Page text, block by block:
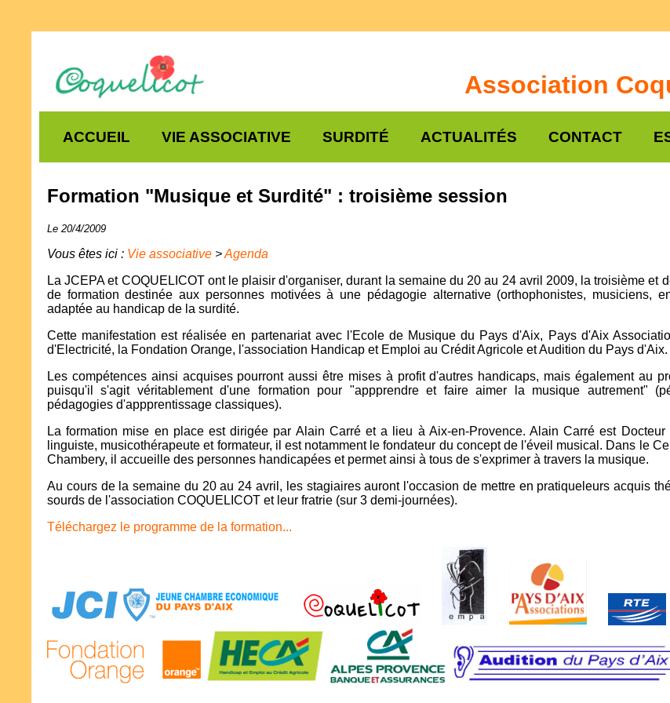
Association
ACCUEIL VIE ASSOCIATIVE SURDITÉ ACTUALITÉS CONTACT
Formation "Musique et Surdité" : troisième session
Le 20/4/2009
Vous êtes ici : Vie associative >Agenda
La JCEPA et COQUELICOT ont le plaisir d'organiser, durant la semaine du 20 au 24 avril 2009, la troisième et
de formation destinée aux personnes motivées à une pédagogie alternative (orthophonistes, musiciens,
adaptée au handicap de la surdité.
Cette manifestation est réalisée en partenariat avec l'Ecole de Musique du Pays d'Aix, Pays d'Aix
d'Electricité, la Fondation Orange, l'association Handicap et Emploi au Crédit Agricole et Audition du Pays d'Aix.
Les compétences ainsi acquises pourront aussi être mises à profit d'autres handicaps, mais également au
puisqu'il s'agit véritablement d'une formation pour "appprendre et faire aimer la musique autrement"
pédagogies d'appprentissage classiques).
La formation mise en place est dirigée par Alain Carré et a lieu à Aix-en-Provence. Alain Carré est Docteur
linguiste, musicothérapeute et formateur, il est notamment le fondateur du concept de l'éveil musical. Dans le
Chambery, il accueille des personnes handicapées et permet ainsi à tous de s'exprimer à travers la musique.
Au cours de la semaine du 20 au 24 avril, les stagiaires auront l'occasion de mettre en pratiqueleurs acquis
sourds de l'association COQUELICOT et leur fratrie (sur 3 demi-journées).
Téléchargez le programme de la formation...